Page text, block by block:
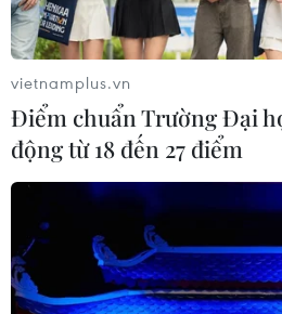
vietnamplus.vn
Điểm chuẩn Trường Đại
động từ 18 đến 27 điểm